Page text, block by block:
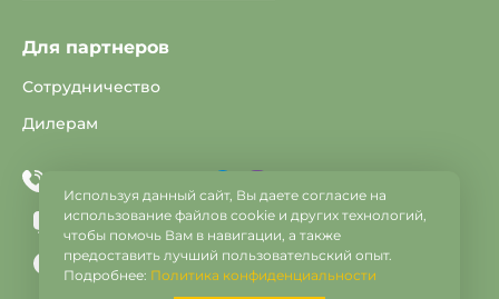
Для партнеров
Сотрудничество
Дилерам
Telegram
Viber
info@vse-dveri.by
c 9:00 до 21:00
Используя данный сайт, Вы даете согласие на
использование файлов cookie и других технологий,
чтобы помочь Вам в навигации, а также
предоставить лучший пользовательский опыт.
Подробнее: Политика конфиденциальности